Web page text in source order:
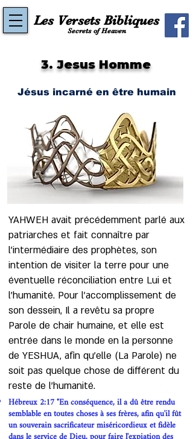
Les Versets Bibliques
Secrets of Heaven
3. Jesus Homme
Jésus incarné en être humain
YAHWEH avait précédemment parlé aux
patriarches et fait connaître par
l’intermédiaire des prophètes, son
intention de visiter la terre pour une
éventuelle réconciliation entre Lui et
l'humanité. Pour l'accomplissement de
son dessein, Il a revêtu sa propre
Parole de chair humaine, et elle est
entrée dans le monde en la personne
de YESHUA, afin qu'elle (La Parole) ne
soit pas quelque chose de différent du
reste de l’humanité.
Hébreux 2:17 "En conséquence, il a dû être rendu
semblable en toutes choses à ses frères, afin qu'il fût
un souverain sacrificateur miséricordieux et fidèle